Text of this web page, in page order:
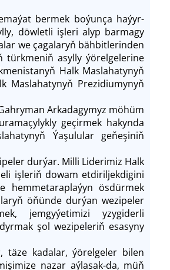
bermek boýunça haýyr-
döwletli işleri alyp barmagy
we çagalaryň bähbitlerinden
türkmeniň asylly ýörelgelerine
Halk Maslahatynyň
Maslahatynyň Prezidiumynyň
Arkadagymyz möhüm
geçirmek hakynda
Ýaşulular geňeşiniň
durýar. Milli Liderimiz Halk
işleriň dowam etdiriljekdigini
hemmetaraplaýyn ösdürmek
öňünde durýan wezipeler
jemgyýetimizi yzygiderli
şol wezipeleriň esasyny
kadalar, ýörelgeler bilen
nazar aýlasak-da, müň